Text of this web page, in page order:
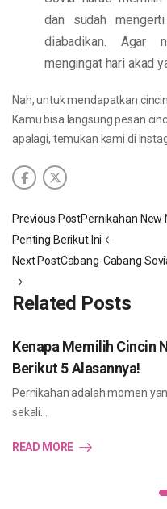
dan sudah
diabadikan. Agar
mengingat hari akad
Nah, untuk mendapatkan
Kamu bisa langsung pesan
apalagi, temukan kami di
Previous PostPernikahan New
Penting Berikut Ini
Next PostCabang-Cabang
Related Posts
Kenapa Memilih Cincin
Berikut 5 Alasannya!
Pernikahan adalah momen
sekali…
READ MORE